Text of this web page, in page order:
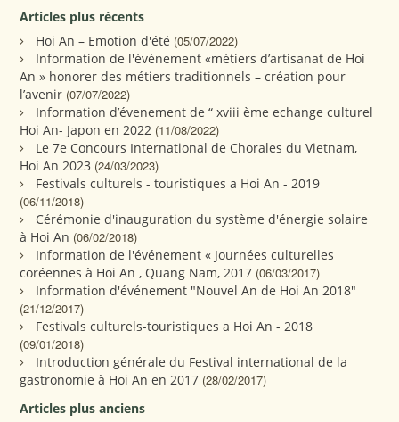
Articles plus récents
Hoi An – Emotion d'été (05/07/2022)
Information de l'événement «métiers d’artisanat de Hoi
An » honorer des métiers traditionnels – création pour
l’avenir (07/07/2022)
Information d’évenement de “ xviii ème echange culturel
Hoi An- Japon en 2022 (11/08/2022)
Le 7e Concours International de Chorales du Vietnam,
Hoi An 2023 (24/03/2023)
Festivals culturels - touristiques a Hoi An - 2019
(06/11/2018)
Cérémonie d'inauguration du système d'énergie solaire
à Hoi An (06/02/2018)
Information de l'événement « Journées culturelles
coréennes à Hoi An , Quang Nam, 2017 (06/03/2017)
Information d'événement "Nouvel An de Hoi An 2018"
(21/12/2017)
Festivals culturels-touristiques a Hoi An - 2018
(09/01/2018)
Introduction générale du Festival international de la
gastronomie à Hoi An en 2017 (28/02/2017)
Articles plus anciens